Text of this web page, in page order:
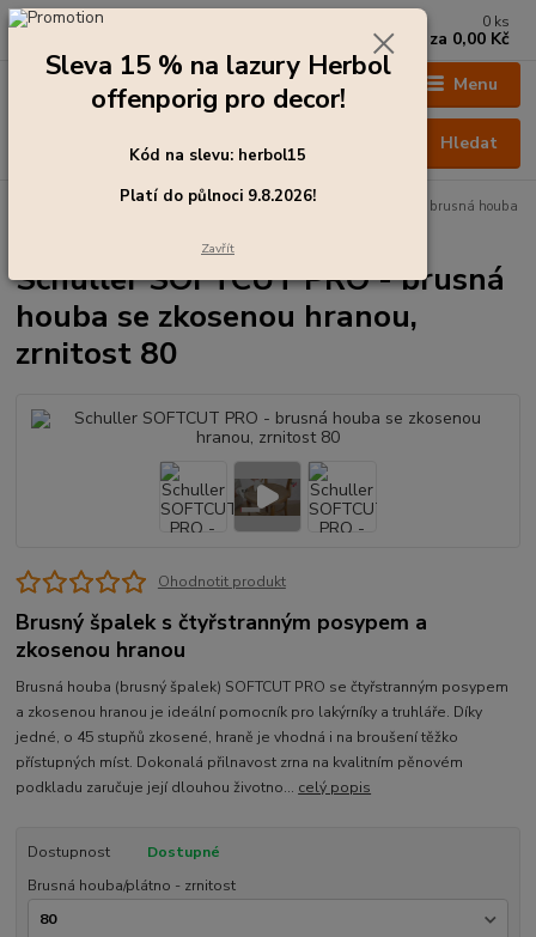
Menu
Hledat
+420 273 136 255
0 ks
za 0,00 Kč
Lakýrnické potřeby, nářadí
Schuller SOFTCUT PRO - brusná houba
Schuller SOFTCUT PRO - brusná
houba se zkosenou hranou,
zrnitost 80
Ohodnotit produkt
Brusný špalek s čtyřstranným posypem a
zkosenou hranou
Brusná houba (brusný špalek) SOFTCUT PRO se čtyřstranným posypem
a zkosenou hranou je ideální pomocník pro lakýrníky a truhláře. Díky
jedné, o 45 stupňů zkosené, hraně je vhodná i na broušení těžko
přístupných míst. Dokonalá přilnavost zrna na kvalitním pěnovém
podkladu zaručuje její dlouhou životno... celý popis
Dostupnost
Dostupné
Brusná houba/plátno - zrnitost
Sleva 15 % na lazury Herbol
offenporig pro decor!
Kód na slevu: herbol15
Platí do půlnoci 9.8.2026!
Zavřít